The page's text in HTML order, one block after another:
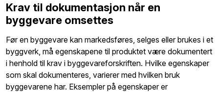
Krav til dokumentasjon når en
byggevare omsettes
Før en byggevare kan markedsføres, selges eller brukes i et
byggverk, må egenskapene til produktet være dokumentert
i henhold til krav i byggevareforskriften. Hvilke egenskaper
som skal dokumenteres, varierer med hvilken bruk
byggevarene har. Eksempler på egenskaper er